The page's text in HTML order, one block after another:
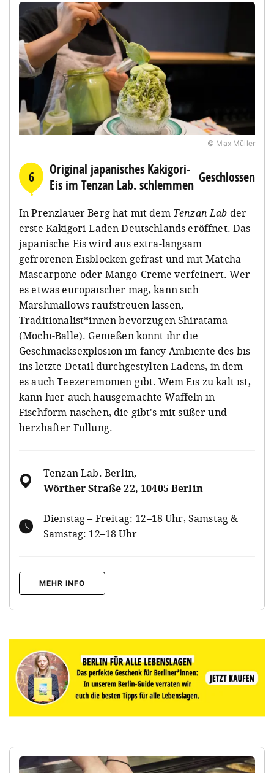
© Max Müller
6
Original japanisches Kakigori-
Eis im Tenzan Lab. schlemmen Geschlossen
In Prenzlauer Berg hat mit dem Tenzan Lab der
erste Kakigōri-Laden Deutschlands eröffnet. Das
japanische Eis wird aus extra-langsam
gefrorenen Eisblöcken gefräst und mit Matcha-
Mascarpone oder Mango-Creme verfeinert. Wer
es etwas europäischer mag, kann sich
Marshmallows raufstreuen lassen,
Traditionalist*innen bevorzugen Shiratama
(Mochi-Bälle). Genießen könnt ihr die
Geschmacksexplosion im fancy Ambiente des bis
ins letzte Detail durchgestylten Ladens, in dem
es auch Teezeremonien gibt. Wem Eis zu kalt ist,
kann hier auch hausgemachte Waffeln in
Fischform naschen, die gibt's mit süßer und
herzhafter Füllung.
Tenzan Lab. Berlin,
Wörther Straße 22, 10405 Berlin
Dienstag – Freitag: 12–18 Uhr, Samstag &
Samstag: 12–18 Uhr
MEHR INFO